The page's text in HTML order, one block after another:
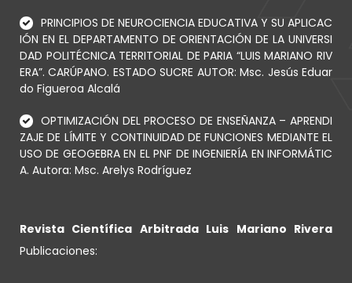
PRINCIPIOS DE NEUROCIENCIA EDUCATIVA Y SU APLICAC
IÓN EN EL DEPARTAMENTO DE ORIENTACIÓN DE LA UNIVERSI
DAD POLITÉCNICA TERRITORIAL DE PARIA “LUIS MARIANO RIV
ERA”. CARÚPANO. ESTADO SUCRE AUTOR: Msc. Jesús Eduar
do Figueroa Alcalá
OPTIMIZACIÓN DEL PROCESO DE ENSEÑANZA – APRENDI
ZAJE DE LÍMITE Y CONTINUIDAD DE FUNCIONES MEDIANTE EL
USO DE GEOGEBRA EN EL PNF DE INGENIERÍA EN INFORMÁTIC
A. Autora: Msc. Arelys Rodríguez
Revista Científica Arbitrada Luis Mariano Rivera
Publicaciones: